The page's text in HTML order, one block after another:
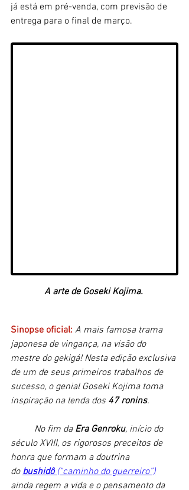
já está em pré-venda, com previsão de
entrega para o final de março.
A arte de Goseki Kojima.
Sinopse oficial: A mais famosa trama
japonesa de vingança, na visão do
mestre do gekigá! Nesta edição exclusiva
de um de seus primeiros trabalhos de
sucesso, o genial Goseki Kojima toma
inspiração na lenda dos 47 ronins.
	No fim da
Era Genroku, início do
século XVIII, os rigorosos preceitos de
honra que formam a doutrina
do bushidô (“caminho do guerreiro”)
ainda regem a vida e o pensamento da